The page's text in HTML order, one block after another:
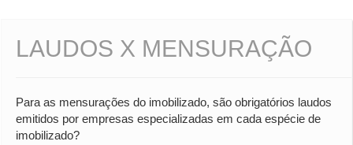
LAUDOS X MENSURAÇÃO
Para as mensurações do imobilizado, são obrigatórios laudos
emitidos por empresas especializadas em cada espécie de
imobilizado?